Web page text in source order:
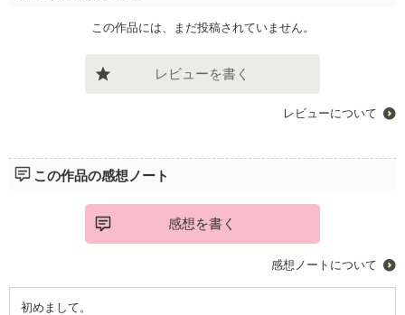
この作品には、まだ投稿されていません。
レビューを書く
レビューについて
この作品の感想ノート
感想を書く
感想ノートについて
初めまして。